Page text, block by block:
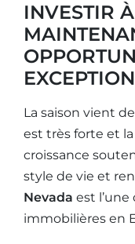
INVESTIR
La saison vient
est très forte et
croissance
style de vie et
Nevada est
immobilières en